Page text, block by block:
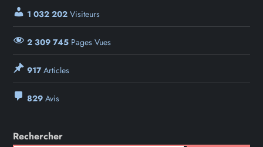
1 032 202 Visiteurs
2 309 745 Pages Vues
917Articles
829 Avis
Rechercher